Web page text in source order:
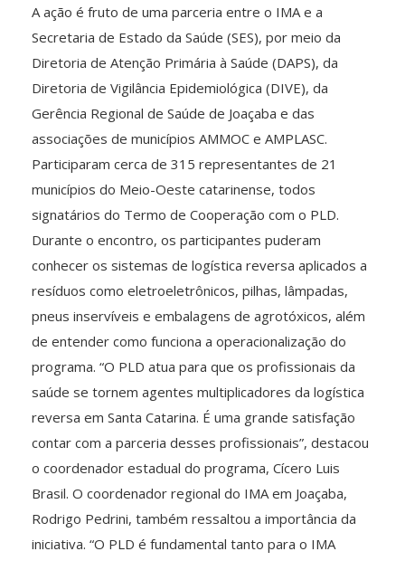
A ação é fruto de uma parceria entre o IMA e a
Secretaria de Estado da Saúde (SES), por meio da
Diretoria de Atenção Primária à Saúde (DAPS), da
Diretoria de Vigilância Epidemiológica (DIVE), da
Gerência Regional de Saúde de Joaçaba e das
associações de municípios AMMOC e AMPLASC.
Participaram cerca de 315 representantes de 21
municípios do Meio-Oeste catarinense, todos
signatários do Termo de Cooperação com o PLD.
Durante o encontro, os participantes puderam
conhecer os sistemas de logística reversa aplicados a
resíduos como eletroeletrônicos, pilhas, lâmpadas,
pneus inservíveis e embalagens de agrotóxicos, além
de entender como funciona a operacionalização do
programa. “O PLD atua para que os profissionais da
saúde se tornem agentes multiplicadores da logística
reversa em Santa Catarina. É uma grande satisfação
contar com a parceria desses profissionais”, destacou
o coordenador estadual do programa, Cícero Luis
Brasil. O coordenador regional do IMA em Joaçaba,
Rodrigo Pedrini, também ressaltou a importância da
iniciativa. “O PLD é fundamental tanto para o IMA